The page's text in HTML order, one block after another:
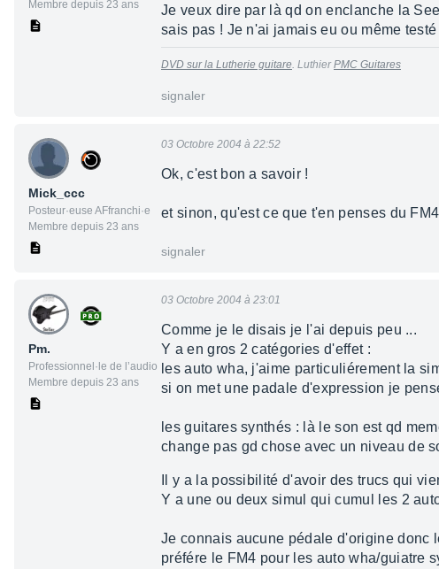
Membre depuis 23 ans
Je veux dire par là qd on enclanche la
sais pas ! Je n'ai jamais eu ou même testé
DVD sur la Lutherie guitare. LuthierPMC Guitares
signaler
Mick_ccc
Posteur·euse AFfranchi·e
Membre depuis 23 ans
03 Octobre 2004 à 22:52
Ok, c'est bon a savoir !
et sinon, qu'est ce que t'en penses du
signaler
Pm.
Professionnel·le de l’audio
Membre depuis 23 ans
03 Octobre 2004 à 23:01
Comme je le disais je l'ai depuis peu ...
Y a en gros 2 catégories d'effet :
les auto wha, j'aime particuliérement la
si on met une padale d'expression je
les guitares synthés : là le son est qd
change pas gd chose avec un niveau de
Il y a la possibilité d'avoir des trucs qui
Y a une ou deux simul qui cumul les 2
Je connais aucune pédale d'origine donc
préfére le FM4 pour les auto wha/guiatre